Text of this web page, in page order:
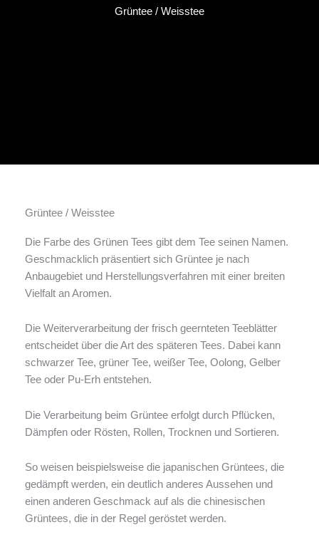
Grüntee / Weisstee
Grüntee / Weisstee
Die Farbe des Grünen Tees gibt dem Tee seinen Namen.
Geschmacklich präsentiert sich Grüntee je nach
Anbaugebiet und Herstellungsverfahren mit einer breiten
Vielfalt an Aromen.
Die Weiterverarbeitung der frisch geernteten Teeblätter
entscheidet über die Art des späteren Tees. Dabei kann
schwarzer Tee, grüner Tee, weißer Tee, Oolong, Gelber
Tee oder Pu-Erh entstehen.
Die Verarbeitung beim Grüntee erfolgt durch Pflücken,
Dämpfen oder Rösten, Rollen, Trocknen und Sortieren.
So weisen beispielsweise die japanischen Grüntees, die
gedämpft werden, ein deutlich anderes Aussehen und
einen anderen Geschmack auf als die chinesischen
Grüntees, die in der Regel geröstet werden.